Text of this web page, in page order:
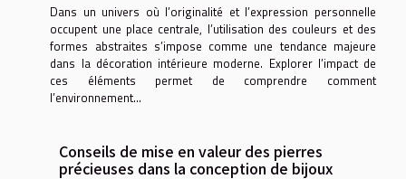
Dans un univers où l’originalité et l’expression personnelle
occupent une place centrale, l’utilisation des couleurs et des
formes abstraites s’impose comme une tendance majeure
dans la décoration intérieure moderne. Explorer l’impact de
ces éléments permet de comprendre comment
l’environnement...
Conseils de mise en valeur des pierres
précieuses dans la conception de bijoux